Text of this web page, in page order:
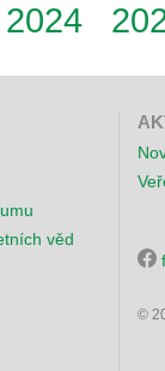
2024
věd
©